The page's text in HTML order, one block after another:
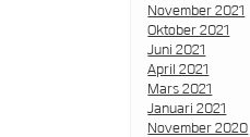
November 2021
Oktober 2021
Juni 2021
April 2021
Mars 2021
Januari 2021
November 2020